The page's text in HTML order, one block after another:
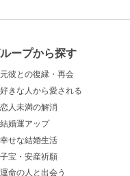
ープから探す
元彼との復縁・再会
好きな人から愛される
恋人未満の解消
結婚運アップ
幸せな結婚生活
子宝・安産祈願
運命の人と出会う